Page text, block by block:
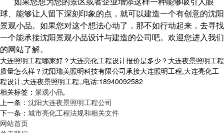
球、能够让人留下深刻印象的点，就可以建造一个有创意的沈阳
景观小品。如果您对这个想法心动了，那不如行动起来，去寻找
一个能承接沈阳景观小品设计与建造的公司吧。欢迎您进入我们
的网站了解。
大连照明工程哪家好？大连亮化工程设计报价是多少？大连夜景照明工程
质量怎么样？沈阳瑞美照明科技有限公司承接大连照明工程,大连亮化工
程设计,大连夜景照明工程,,电话:18940092582
相关标签： 景观小品,
上一条： 沈阳大连夜景照明工程公司
下一条： 城市亮化工程法规和相关文件
网站首页